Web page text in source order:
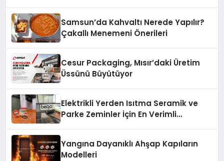
Samsun’da Kahvaltı Nerede Yapılır?
Çakallı Menemeni Önerileri
Cesur Packaging, Mısır’daki Üretim
Üssünü Büyütüyor
Elektrikli Yerden Isıtma Seramik ve
Parke Zeminler İçin En Verimli
Yangına Dayanıklı Ahşap Kapıların
Modelleri